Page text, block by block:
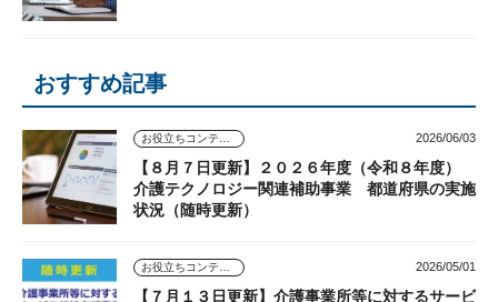
おすすめ記事
お役立ちコンテンツ 2026/06/03
【８月７日更新】２０２６年度（令和８年度）
介護テクノロジー関連補助事業 都道府県の実施
状況（随時更新）
お役立ちコンテンツ 2026/05/01
【７月１３日更新】介護事業所等に対するサービ